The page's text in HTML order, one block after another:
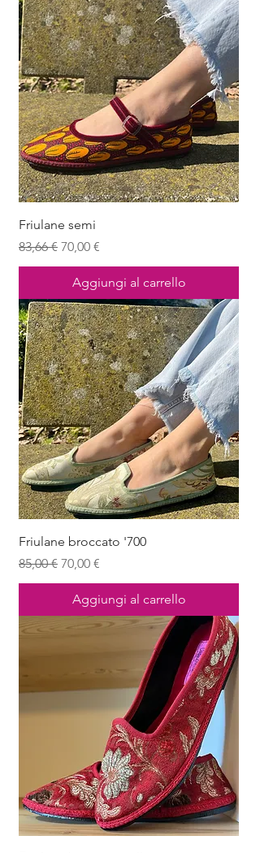
Friulane semi
Prezzo regolare
83,66 € Prezzo scontato
70,00 €
Aggiungi al carrello
Friulane broccato '700
Prezzo regolare
85,00 € Prezzo scontato
70,00 €
Aggiungi al carrello